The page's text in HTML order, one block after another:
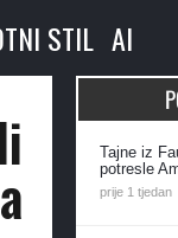
STIL AI
Tajne iz
potresle
prije 1 tjedan